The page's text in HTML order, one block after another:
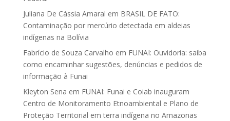
Juliana De Cássia Amaral em BRASIL DE FATO:
Contaminação por mercúrio detectada em aldeias
indígenas na Bolívia
Fabrício de Souza Carvalho em FUNAI: Ouvidoria: saiba
como encaminhar sugestões, denúncias e pedidos de
informação à Funai
Kleyton Sena em FUNAI: Funai e Coiab inauguram
Centro de Monitoramento Etnoambiental e Plano de
Proteção Territorial em terra indígena no Amazonas